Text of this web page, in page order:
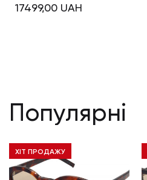
17499,00 UAH
Популярні
ХІТ ПРОДАЖУ